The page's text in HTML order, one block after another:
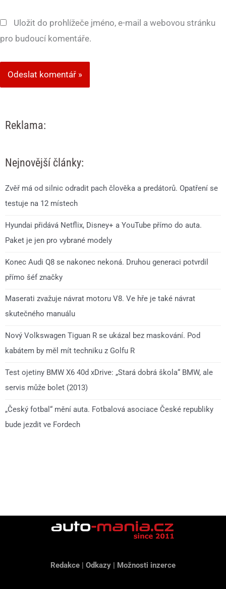
Uložit do prohlížeče jméno, e-mail a webovou stránku
pro budoucí komentáře.
Reklama:
Nejnovější články:
Zvěř má od silnic odradit pach člověka a predátorů. Opatření se
testuje na 12 místech
Hyundai přidává Netflix, Disney+ a YouTube přímo do auta.
Paket je jen pro vybrané modely
Konec Audi Q8 se nakonec nekoná. Druhou generaci potvrdil
přímo šéf značky
Maserati zvažuje návrat motoru V8. Ve hře je také návrat
skutečného manuálu
Nový Volkswagen Tiguan R se ukázal bez maskování. Pod
kabátem by měl mít techniku z Golfu R
Test ojetiny BMW X6 40d xDrive: „Stará dobrá škola“ BMW, ale
servis může bolet (2013)
„Český fotbal“ mění auta. Fotbalová asociace České republiky
bude jezdit ve Fordech
Redakce | Odkazy | Možnosti inzerce